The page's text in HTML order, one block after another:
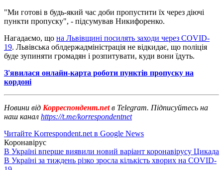
"Ми готові в будь-який час доби пропустити їх через діючі
пункти пропуску", - підсумував Никифоренко.
Нагадаємо, що на Львівщині посилять заходи через COVID-
19. Львівська облдержадміністрація не відкидає, що поліція
буде зупиняти громадян і розпитувати, куди вони їдуть.
З'явилася онлайн-карта роботи пунктів пропуску на
кордоні
Новини від Корреспондент.netв Telegram. Підписуйтесь на
наш канал https://t.me/korrespondentnet
Читайте Korrespondent.net в Google News
Коронавірус
В Україні вперше виявили новий варіант коронавірусу Цикада
В Україні за тиждень різко зросла кількість хворих на COVID-